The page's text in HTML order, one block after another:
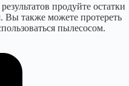
продуйте остатки
также можете протереть
пылесосом.